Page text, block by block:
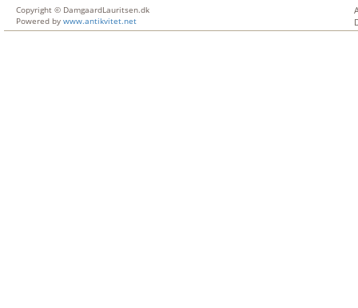
Copyright © DamgaardLauritsen.dk
Powered by www.antikvitet.net